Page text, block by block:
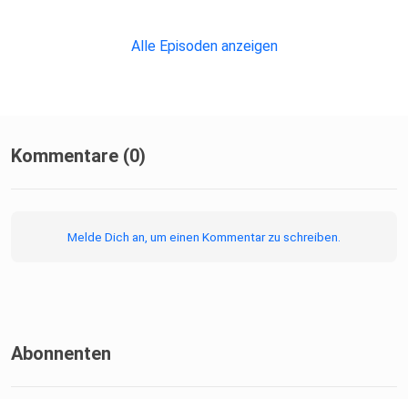
Alle Episoden anzeigen
Kommentare (0)
Melde Dich an, um einen Kommentar zu schreiben.
Abonnenten